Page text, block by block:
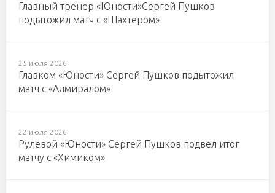
Главный тренер «Юности»Сергей Пушков
подытожил матч с «Шахтером»
25 июля 2026
Главком «Юности» Сергей Пушков подытожил
матч с «Адмиралом»
22 июля 2026
Рулевой «Юности» Сергей Пушков подвел итог
матчу с «Химиком»